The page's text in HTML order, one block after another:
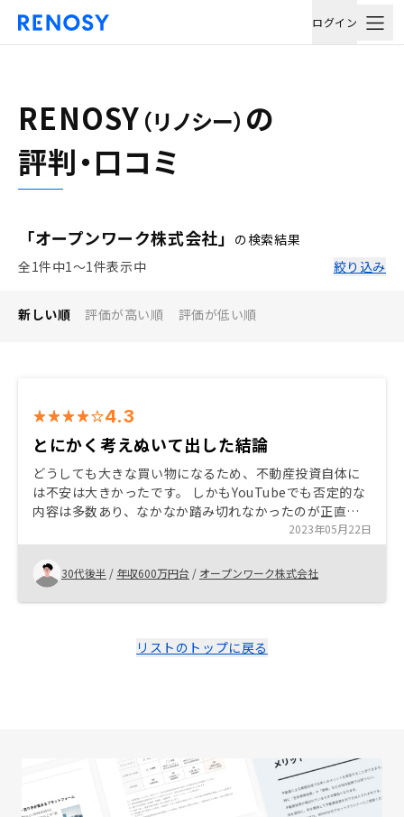
ログイン
RENOSY （リノシー） の
評判・口コミ
「オープンワーク株式会社」 の検索結果
全1件中1〜1件表示中
絞り込み
新しい順 評価が高い順 評価が低い順
4.3
とにかく考えぬいて出した結論
どうしても大きな買い物になるため、不動産投資自体に
は不安は大きかったです。 しかもYouTubeでも否定的な
内容は多数あり、なかなか踏み切れなかったのが正直な
ところです。 最終的にはどのリスクを許容できるかに尽
きますが、他社ではないサービス(オプション)がRENOSY
の強みであり、これによりリスクを大幅に回避できると
感じました。 また仮に減価償却で物件価値が0円になっ
ても土地の価値は落ちにくいことを考慮しても中長期的
2023年05月22日
30代後半 / 年収600万円台 / オープンワーク株式会社
リストのトップに戻る